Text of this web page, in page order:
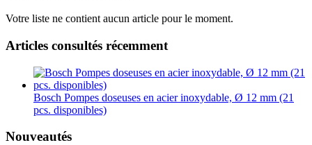
Votre liste ne contient aucun article pour le moment.
Articles consultés récemment
Bosch Pompes doseuses en acier inoxydable, Ø 12 mm (21
pcs. disponibles)
Nouveautés